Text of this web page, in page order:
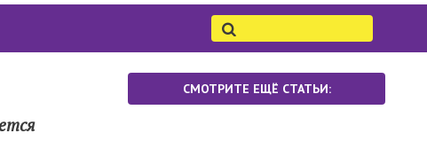
СМОТРИТЕ ЕЩЁ СТАТЬИ: